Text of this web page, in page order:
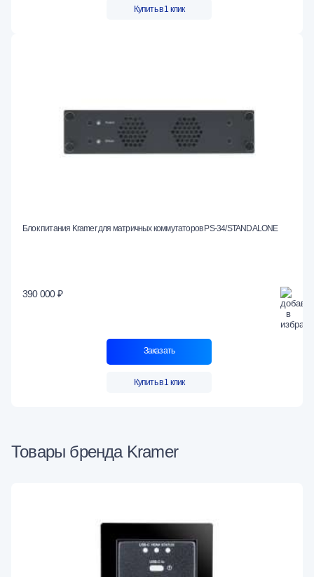
Купить в 1 клик
Блок питания Kramer для матричных коммутаторов PS-34/STANDALONE
390 000 ₽
Заказать
Купить в 1 клик
Товары бренда Kramer